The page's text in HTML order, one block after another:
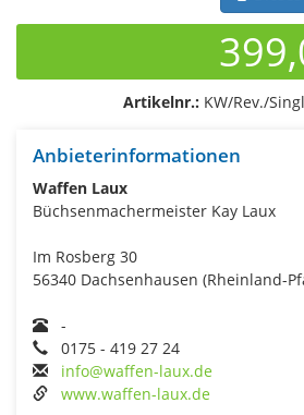
Artikelnr.: KW/Rev./
Anbieterinformationen
Waffen Laux
Büchsenmachermeister Kay Laux
Im Rosberg 30
56340 Dachsenhausen (Rheinland-
-
0175 - 419 27 24
info@waffen-laux.de
www.waffen-laux.de